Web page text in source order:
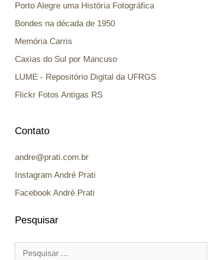
Porto Alegre uma História Fotográfica
Bondes na década de 1950
Memória Carris
Caxias do Sul por Mancuso
LUME - Repositório Digital da UFRGS
Flickr Fotos Antigas RS
Contato
andre@prati.com.br
Instagram André Prati
Facebook André Prati
Pesquisar
Pesquisar
por: